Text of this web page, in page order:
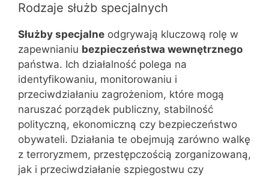
Rodzaje służb specjalnych
Służby specjalne odgrywają kluczową rolę w
zapewnianiu bezpieczeństwa wewnętrznego
państwa. Ich działalność polega na
identyfikowaniu, monitorowaniu i
przeciwdziałaniu zagrożeniom, które mogą
naruszać porządek publiczny, stabilność
polityczną, ekonomiczną czy bezpieczeństwo
obywateli. Działania te obejmują zarówno walkę
z terroryzmem, przestępczością zorganizowaną,
jak i przeciwdziałanie szpiegostwu czy